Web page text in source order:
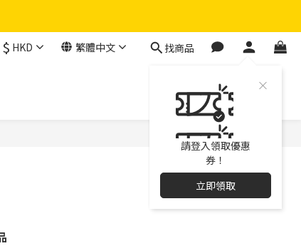
$ HKD 繁體中文 找商品
請登入領取優惠
券！
立即領取